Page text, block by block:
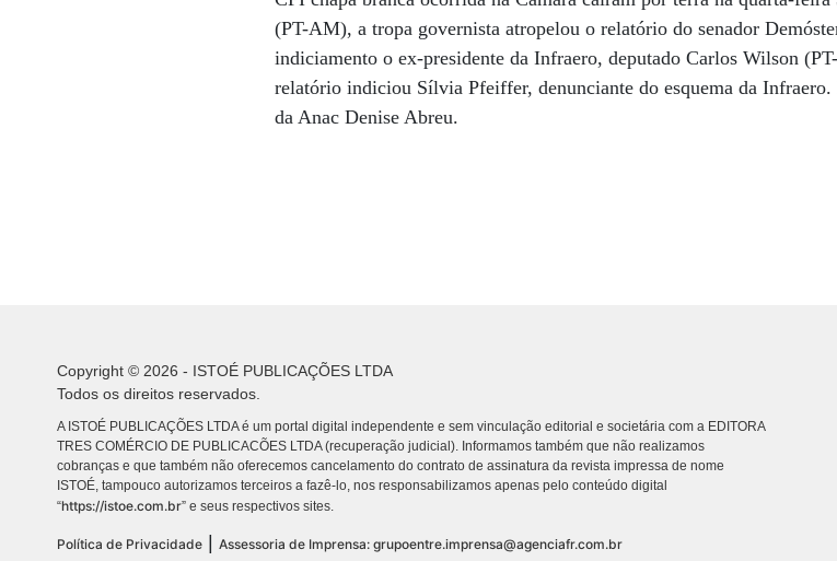
(PT-AM), a tropa governista atropelou o relatório do senador
indiciamento o ex-presidente da Infraero, deputado Carlos Wilson
relatório indiciou Sílvia Pfeiffer, denunciante do esquema da
da Anac Denise Abreu.
Copyright © 2026 - ISTOÉ PUBLICAÇÕES LTDA
Todos os direitos reservados.
A ISTOÉ PUBLICAÇÕES LTDA é um portal digital independente e sem vinculação editorial e societária com a EDITORA
TRES COMÉRCIO DE PUBLICACÕES LTDA (recuperação judicial). Informamos também que não realizamos
cobranças e que também não oferecemos cancelamento do contrato de assinatura da revista impressa de nome
ISTOÉ, tampouco autorizamos terceiros a fazê-lo, nos responsabilizamos apenas pelo conteúdo digital
“https://istoe.com.br” e seus respectivos sites.
Política de Privacidade Assessoria de Imprensa: grupoentre.imprensa@agenciafr.com.br